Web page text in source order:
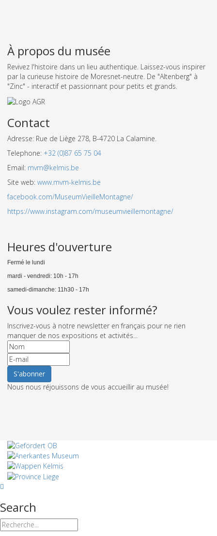
À propos du musée
Revivez l'histoire dans un lieu authentique. Laissez-vous inspirer
par la curieuse histoire de Moresnet-neutre. De "Altenberg" à
"Zinc" - interactif et passionnant pour petits et grands.
Contact
Adresse: Rue de Liège 278, B-4720 La Calamine.
Telephone: +32 (0)87 65 75 04
Email: mvm@kelmis.be
Site web: www.mvm-kelmis.be
facebook.com/MuseumVieilleMontagne/
https://www.instagram.com/museumvieillemontagne/
Heures d'ouverture
Fermé le lundi
mardi - vendredi: 10h - 17h
samedi-dimanche: 11h30 - 17h
Vous voulez rester informé?
Inscrivez-vous à notre newsletter en français pour ne rien
manquer de nos expositions et activités...
Nous nous réjouissons de vous accueillir au musée!
Search